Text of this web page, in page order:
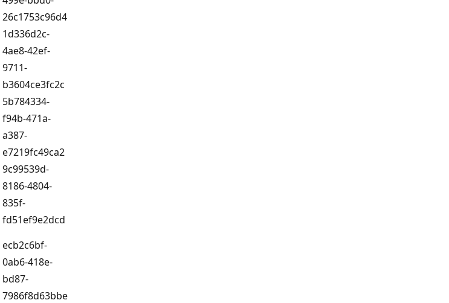
26c1753c96d4
1d336d2c-
4ae8-42ef-
9711-
b3604ce3fc2c
5b784334-
f94b-471a-
a387-
e7219fc49ca2
9c99539d-
8186-4804-
835f-
fd51ef9e2dcd
ecb2c6bf-
0ab6-418e-
bd87-
7986f8d63bbe